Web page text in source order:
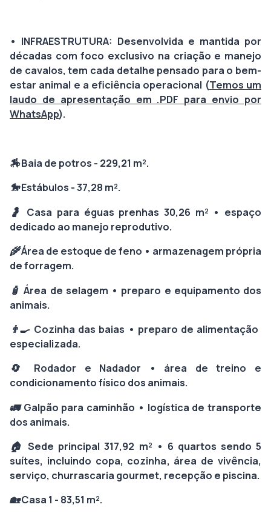
• INFRAESTRUTURA: Desenvolvida e mantida por
décadas com foco exclusivo na criação e manejo
de cavalos, tem cada detalhe pensado para o bem-
estar animal e a eficiência operacional (Temos um
laudo de apresentação em .PDF para envio por
WhatsApp).
🏇 Baia de potros - 229,21 m².
🐎 Estábulos - 37,28 m².
🤰 Casa para éguas prenhas 30,26 m² • espaço
dedicado ao manejo reprodutivo.
🌾 Área de estoque de feno • armazenagem própria
de forragem.
🧴 Área de selagem • preparo e equipamento dos
animais.
👨‍🍳 Cozinha das baias • preparo de alimentação
especializada.
🔄 Rodador e Nadador • área de treino e
condicionamento físico dos animais.
🚛 Galpão para caminhão • logística de transporte
dos animais.
🏠 Sede principal 317,92 m² • 6 quartos sendo 5
suítes, incluindo copa, cozinha, área de vivência,
serviço, churrascaria gourmet, recepção e piscina.
🏡 Casa 1 - 83,51 m².